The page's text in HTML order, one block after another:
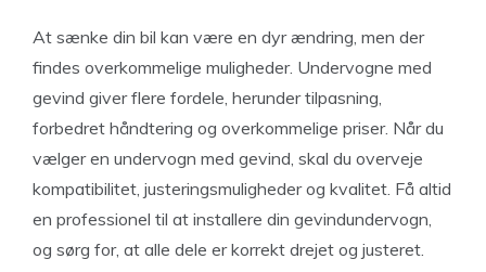
At sænke din bil kan være en dyr ændring, men der
findes overkommelige muligheder. Undervogne med
gevind giver flere fordele, herunder tilpasning,
forbedret håndtering og overkommelige priser. Når du
vælger en undervogn med gevind, skal du overveje
kompatibilitet, justeringsmuligheder og kvalitet. Få altid
en professionel til at installere din gevindundervogn,
og sørg for, at alle dele er korrekt drejet og justeret.